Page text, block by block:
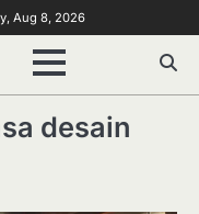
Aug 8, 2026
desain